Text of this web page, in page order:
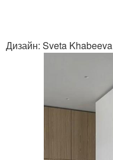
Дизайн: Sveta Khabeeva